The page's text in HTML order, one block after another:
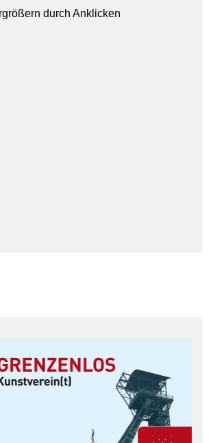
durch Anklicken